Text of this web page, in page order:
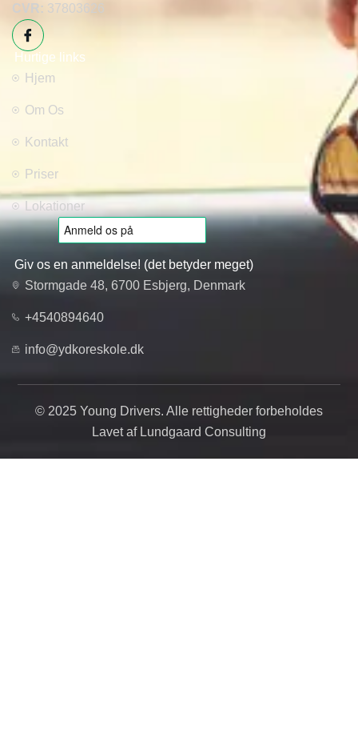
CVR: 37803626
Hurtige links
Hjem
Om Os
Kontakt
Priser
Lokationer
Giv os en anmeldelse! (det betyder meget)
Stormgade 48, 6700 Esbjerg, Denmark
+4540894640
info@ydkoreskole.dk
© 2025 Young Drivers. Alle rettigheder forbeholdes
Lavet af Lundgaard Consulting